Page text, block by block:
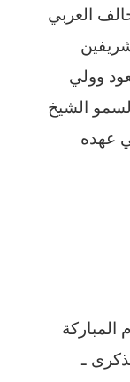
العربي
وولي
الشيخ
عهده
المباركة
ـ